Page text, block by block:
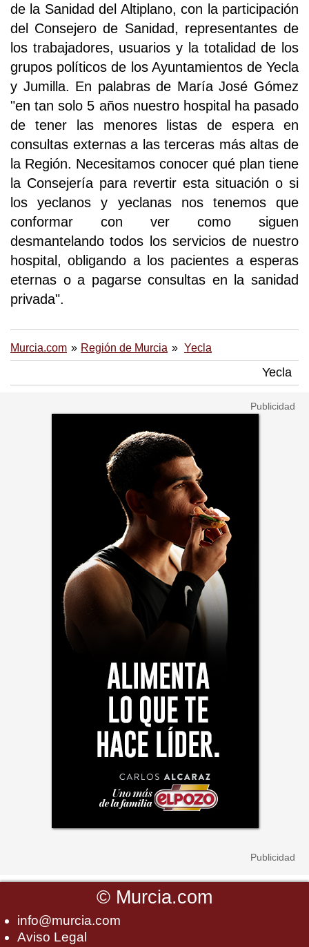
de la Sanidad del Altiplano, con la participación
del Consejero de Sanidad, representantes de
los trabajadores, usuarios y la totalidad de los
grupos políticos de los Ayuntamientos de Yecla
y Jumilla. En palabras de María José Gómez
"en tan solo 5 años nuestro hospital ha pasado
de tener las menores listas de espera en
consultas externas a las terceras más altas de
la Región. Necesitamos conocer qué plan tiene
la Consejería para revertir esta situación o si
los yeclanos y yeclanas nos tenemos que
conformar con ver como siguen
desmantelando todos los servicios de nuestro
hospital, obligando a los pacientes a esperas
eternas o a pagarse consultas en la sanidad
privada".
Murcia.com Región de Murcia Yecla
Yecla
© Murcia.com
info@murcia.com
Aviso Legal